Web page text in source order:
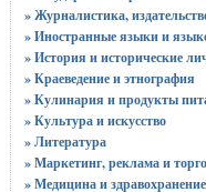
» Журналистика,
» Иностранные языки и
» История и исторические
» Краеведение и этнография
» Кулинария и продукты
» Культура и искусство
» Литература
» Маркетинг, реклама и
» Медицина и здравохранение